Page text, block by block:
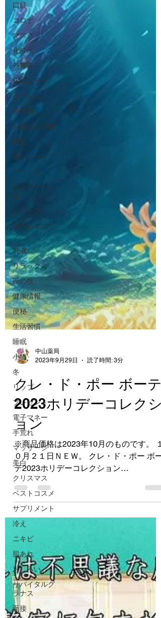
口紅
コロナ
マスク
化粧水
熱帯夜
化粧品デー
イベント
美容液
お役立ち情報
限定
ボディーケア
アベンヌ
アクアレーベ
ル
ヘアケア
オールインワ
ン
乳液
リラックス
匠の技
健康情報
便秘
生活習慣
睡眠
小物
冬
リップ
プレゼント
電子マネー
手荒れ
マッサージ
美白
クリスマス
ベストコスメ
サプリメント
冷え
ニキビ
肌あれ
おしろい
リバイタルグ
ラナス
面接
クレ・ド・ポー ボーテ
2023ホリデーコレクシ
ョン
※商品価格は2023年10月のものです。 １
０月２１日ＮＥＷ。 クレ・ド・ポー ボー
テ2023ホリデーコレクション
『STORY』 彼女の手の中に輝きの可能性
を開く鍵がある。 何年も夢見て、憧れ、
計画し、予感していたものがここに集約
間。...